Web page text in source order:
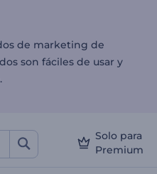
de marketing de
son fáciles de usar y
Solo para
Premium